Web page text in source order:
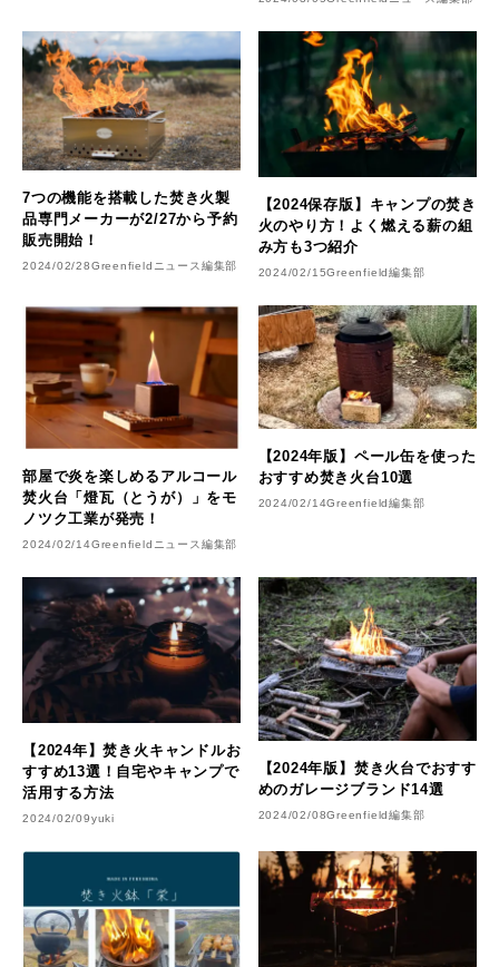
7つの機能を搭載した焚き火製
品専門メーカーが2/27から予約
販売開始！
2024/02/28Greenfieldニュース編集部
【2024保存版】キャンプの焚き
火のやり方！よく燃える薪の組
み方も3つ紹介
2024/02/15Greenfield編集部
部屋で炎を楽しめるアルコール
焚火台「燈瓦（とうが）」をモ
ノツク工業が発売！
2024/02/14Greenfieldニュース編集部
【2024年版】ペール缶を使った
おすすめ焚き火台10選
2024/02/14Greenfield編集部
【2024年】焚き火キャンドルお
すすめ13選！自宅やキャンプで
活用する方法
2024/02/09yuki
【2024年版】焚き火台でおすす
めのガレージブランド14選
2024/02/08Greenfield編集部